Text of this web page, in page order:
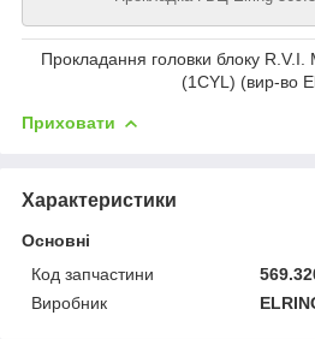
Прокладання головки блоку
(1CYL) (вир-во
Приховати
Характеристики
Основні
Код запчастини
Виробник